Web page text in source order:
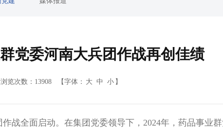
党委河南大兵团作战再创佳绩
览次数：13908 【字体： 大 中 小 】
全面启动。在集团党委领导下，2024年，药品事业群